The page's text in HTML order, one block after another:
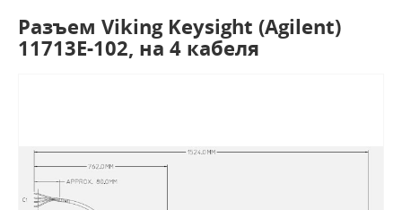
Разъем Viking Keysight (Agilent)
11713E-102, на 4 кабеля